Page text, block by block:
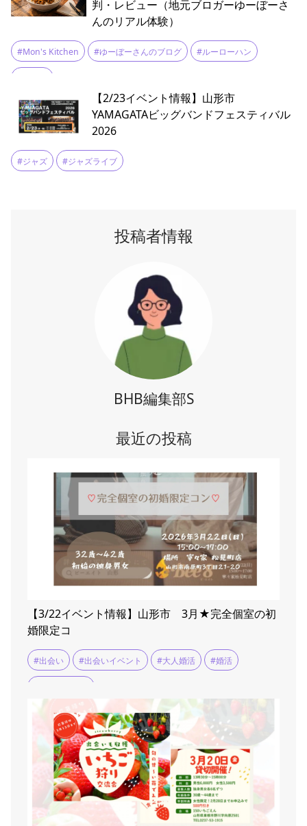
判・レビュー（地元ブロガーゆーぼーさ
んのリアル体験）
#Mon's Kitchen #ゆーぼーさんのブログ #ルーローハン
【2/23イベント情報】山形市
YAMAGATAビッグバンドフェスティバル
2026
#ジャズ #ジャズライブ
投稿者情報
BHB編集部S
最近の投稿
【3/22イベント情報】山形市 3月★完全個室の初
婚限定コ
#出会い #出会いイベント #大人婚活 #婚活